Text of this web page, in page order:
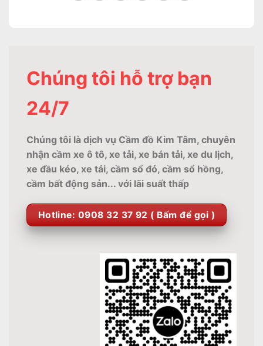
Chúng tôi hỗ trợ bạn
24/7
Chúng tôi là dịch vụ Cầm đồ Kim Tâm, chuyên
nhận cầm xe ô tô, xe tải, xe bán tải, xe du lịch,
xe đầu kéo, xe tải, cầm sổ đỏ, cầm sổ hồng,
cầm bất động sản... với lãi suất thấp
Hotline: 0908 32 37 92 ( Bấm để gọi )